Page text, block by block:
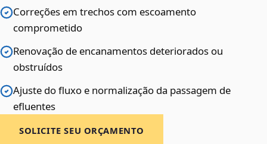
Correções em trechos com escoamento
comprometido
Renovação de encanamentos deteriorados ou
obstruídos
Ajuste do fluxo e normalização da passagem de
efluentes
SOLICITE SEU ORÇAMENTO